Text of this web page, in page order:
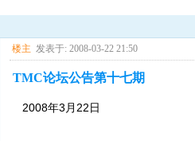
楼主 发表于: 2008-03-22 21:50
TMC论坛公告第十七期
2008年3月22日